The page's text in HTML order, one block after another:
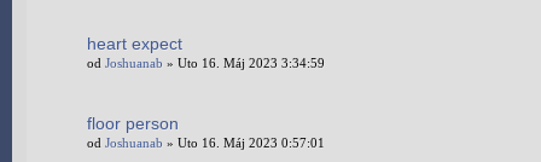
heart expect
od Joshuanab » Uto 16. Máj 2023 3:34:59
floor person
od Joshuanab » Uto 16. Máj 2023 0:57:01